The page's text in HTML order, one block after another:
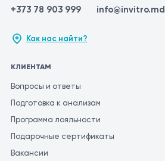
+373 78 903 999 info@invitro.md
Как нас найти?
КЛИЕНТАМ
Вопросы и ответы
Подготовка к анализам
Программа лояльности
Подарочные сертификаты
Вакансии